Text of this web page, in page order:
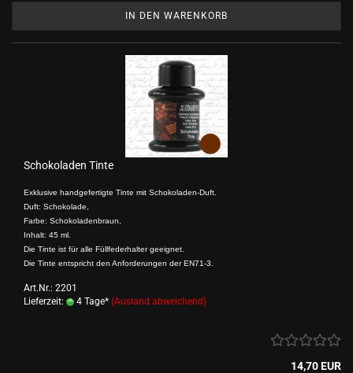
IN DEN WARENKORB
Schokoladen Tinte
Exklusive handgefertigte Tinte mit Schokoladen-Duft.
Duft: Schokolade,
Farbe: Schokoladenbraun,
Inhalt: 45 ml.
Die Tinte ist für alle Füllfederhalter geeignet.
Die Tinte entspricht den Anforderungen der EN71-3.
Art.Nr.: 2201
Lieferzeit:
4 Tage* (Ausland abweichend)
14,70 EUR